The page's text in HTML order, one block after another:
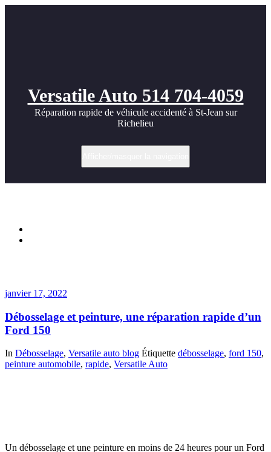
Versatile Auto 514 704-4059
Réparation rapide de véhicule accidenté à St-Jean sur
Richelieu
janvier 17, 2022
Débosselage et peinture, une réparation rapide d’un
Ford 150
In Débosselage, Versatile auto blog Étiquette débosselage, ford 150,
peinture automobile, rapide, Versatile Auto
Un débosselage et une peinture en moins de 24 heures pour un Ford